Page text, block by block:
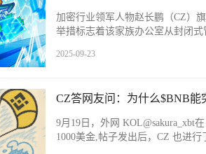
加密行业领军人物赵长鹏（CZ）
举措标志着该家族办公室从封闭
2025-09-23
CZ答网友问：为什么$BNB能
9月19日，外网 KOL@sakura_xbt
1000美金,帖子发出后，CZ 也进